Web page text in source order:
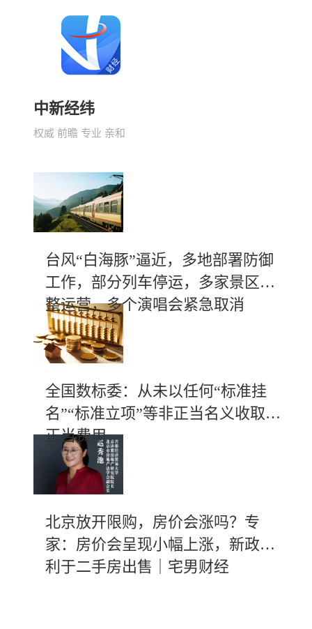
中新经纬
权威 前瞻 专业 亲和
台风“白海豚”逼近，多地部署防御
工作，部分列车停运，多家景区调
整运营，多个演唱会紧急取消
全国数标委：从未以任何“标准挂
名”“标准立项”等非正当名义收取不
正当费用
北京放开限购，房价会涨吗？专
家：房价会呈现小幅上涨，新政有
利于二手房出售｜宅男财经